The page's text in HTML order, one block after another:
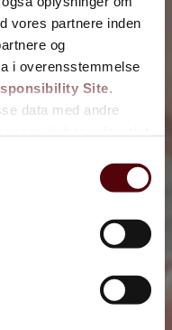
vores partnere inden
og
i overensstemmelse
Site.
data med andre